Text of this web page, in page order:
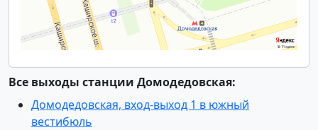
Все выходы станции Домодедовская:
Домодедовская, вход-выход 1 в южный
вестибюль